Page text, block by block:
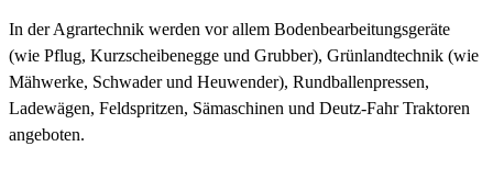
In der Agrartechnik werden vor allem Bodenbearbeitungsgeräte
(wie Pflug, Kurzscheibenegge und Grubber), Grünlandtechnik (wie
Mähwerke, Schwader und Heuwender), Rundballenpressen,
Ladewägen, Feldspritzen, Sämaschinen und Deutz-Fahr Traktoren
angeboten.